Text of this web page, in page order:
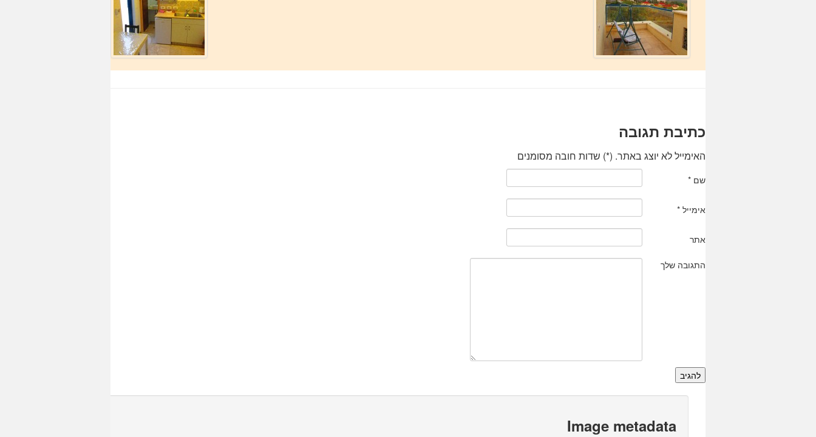
כתיבת תגובה
האימייל לא יוצג באתר. (
*) שדות חובה מסומנים
שם *
אימייל *
אתר
התגובה שלך
Image metadata